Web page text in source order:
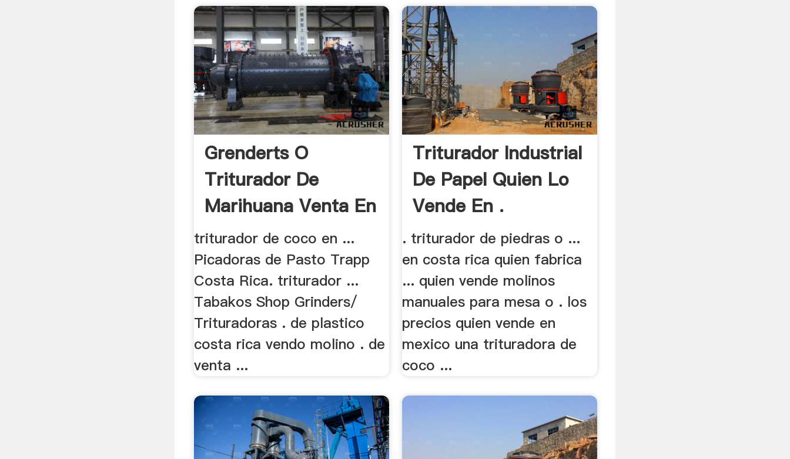
Grenderts O
Triturador De
Marihuana Venta En
.
triturador de coco en ...
Picadoras de Pasto Trapp
Costa Rica. triturador ...
Tabakos Shop Grinders/
Trituradoras . de plastico
costa rica vendo molino . de
venta ...
Triturador Industrial
De Papel Quien Lo
Vende En .
. triturador de piedras o ...
en costa rica quien fabrica
... quien vende molinos
manuales para mesa o . los
precios quien vende en
mexico una trituradora de
coco ...